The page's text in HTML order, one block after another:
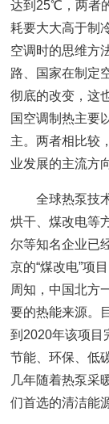
达到25℃，两者
耗要大大高于制
空调时的思维方
路、国家在制定
彻底的改变，这
国空调制热主要
主。两者相比较
业发展的主流方
全球热泵技
烘干、煤改电等
尔等知名企业已
京的“煤改电”项
周知，中国北方
要的热能来源。
到2020年该项目
节能、环保、低
几年随着热泵采
们首选的清洁能